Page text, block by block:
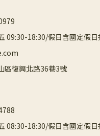
09:30-18:30/假日含國定假日
區復興北路36巷3號
08:30-18:30/假日含國定假日